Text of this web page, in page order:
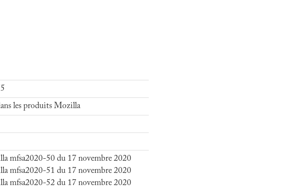
les produits Mozilla
mfsa2020-50 du 17 novembre 2020
mfsa2020-51 du 17 novembre 2020
mfsa2020-52 du 17 novembre 2020